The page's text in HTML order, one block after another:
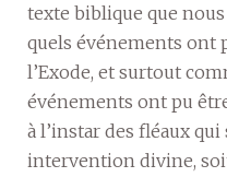
texte biblique que
quels événements ont
l’Exode, et surtout
événements ont pu
à l’instar des fléaux
intervention divine,